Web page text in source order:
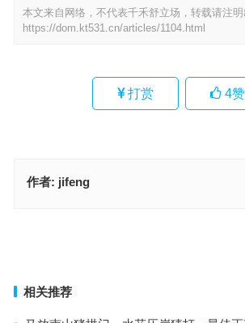
本文来自网络，不代表千禾舒立场，转载请注明
https://dom.kt531.cn/articles/1104.html
打赏 4赞
作者: jifeng
相关推荐